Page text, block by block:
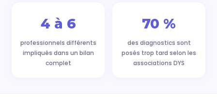
4 à 6
professionnels différents
impliqués dans un bilan
complet
70 %
des diagnostics sont
posés trop tard selon les
associations DYS